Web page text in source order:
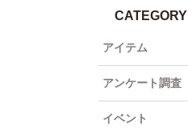
CATEGORY
アイテム
アンケート調査
イベント